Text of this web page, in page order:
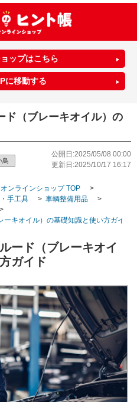
ップはこちら
に移動する
ド（ブレーキオイル）の
鳥
公開日:2025/05/08 00:00
更新日:2025/10/17 16:17
ンラインショップ TOP
>
手工具 > 車輌整備用品
>
>
キオイル）の基礎知識と使い方ガイド
ード（ブレーキオイ
ガイド